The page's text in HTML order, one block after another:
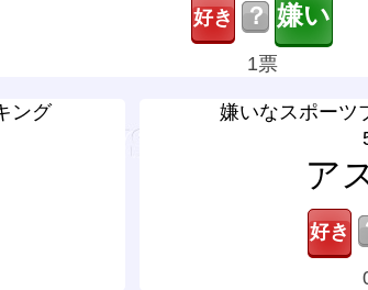
？
1票
ング
嫌いなスポーツ
ア